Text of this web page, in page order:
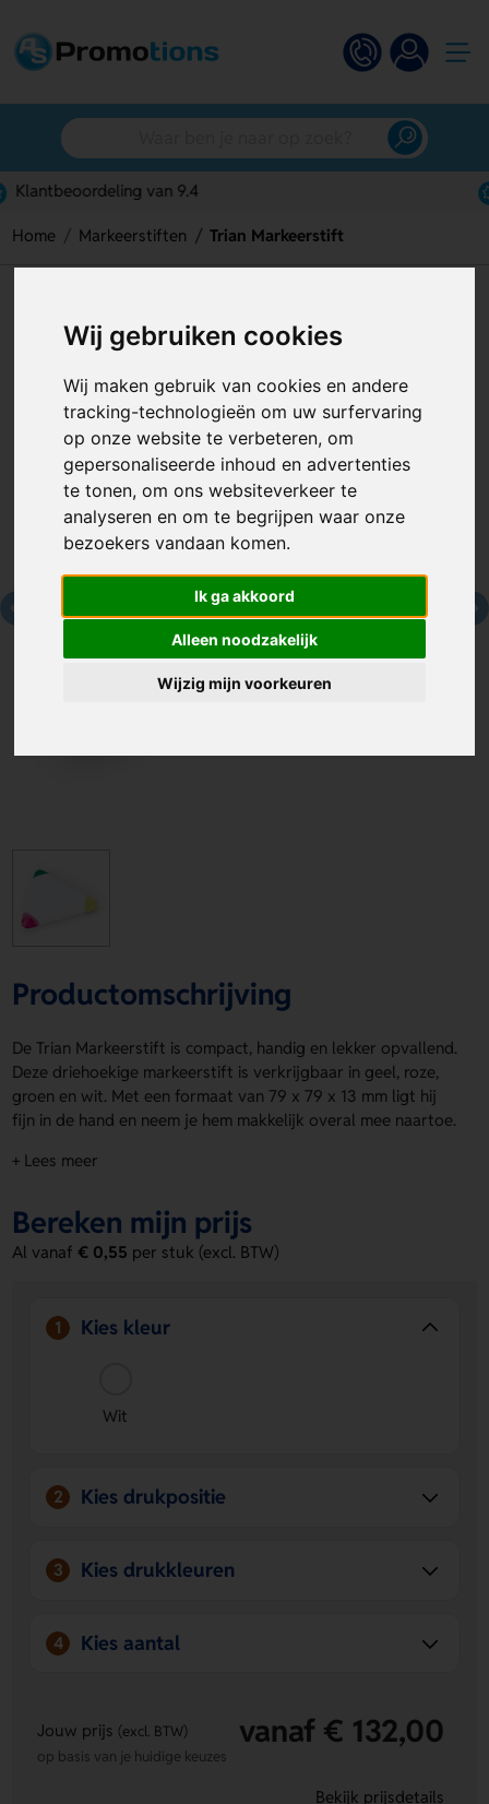
Wij gebruiken cookies
Wij maken gebruik van cookies en andere
tracking-technologieën om uw surfervaring
op onze website te verbeteren, om
gepersonaliseerde inhoud en advertenties
te tonen, om ons websiteverkeer te
analyseren en om te begrijpen waar onze
bezoekers vandaan komen.
Ik ga akkoord
Alleen noodzakelijk
Wijzig mijn voorkeuren
Gratis digitaal ontwerp
Home Markeerstiften Trian Markeerstift
Artikelnummer:120737
Productomschrijving
De Trian Markeerstift is compact, handig en lekker opvallend.
Deze driehoekige markeerstift is verkrijgbaar in geel, roze,
groen en wit. Met een formaat van 79 x 79 x 13 mm ligt hij
fijn in de hand en neem je hem makkelijk overal mee naartoe.
achterzijde met een logo, naam of eigen ontwerp. Bestel of
Voordelen van de Trian Markeerstift
Bedrukking mogelijk
ontwerp plaatsen op de voorzijde of achterzijde.
+ Lees meer
Bereken mijn prijs
Al vanaf€ 0,55 per stuk (excl. BTW)
1 Kies kleur
Wit
2 Kies drukpositie
3 Kies drukkleuren
4 Kies aantal
Jouw prijs (excl. BTW) vanaf € 132,00
op basis van je huidige keuzes
Bekijk prijsdetails